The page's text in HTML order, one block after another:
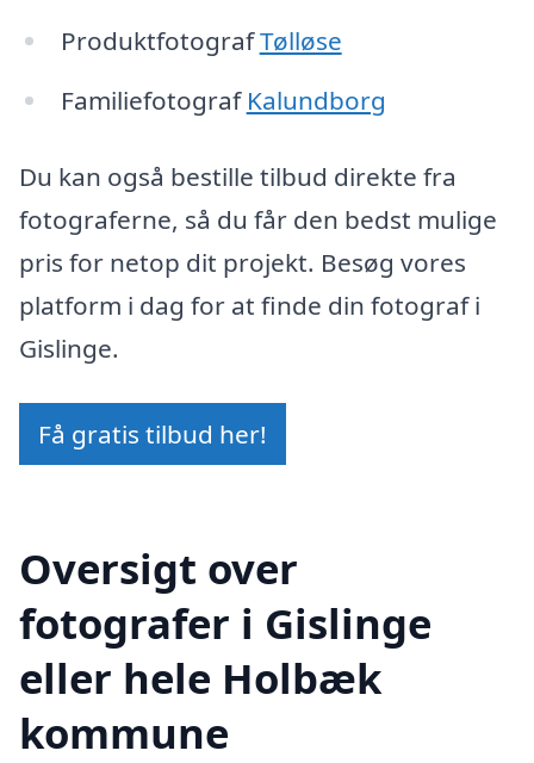
ProduktfotografTølløse
Familiefotograf Kalundborg
Du kan også bestille tilbud direkte fra
fotograferne, så du får den bedst mulige
pris for netop dit projekt. Besøg vores
platform i dag for at finde din fotograf i
Gislinge.
Få gratis tilbud her!
Oversigt over
fotografer i Gislinge
eller hele Holbæk
kommune